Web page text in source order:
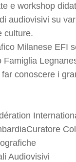
e workshop
audiovisivi su
culture.
Milanese EFI
conoscere i
Audiovisivi